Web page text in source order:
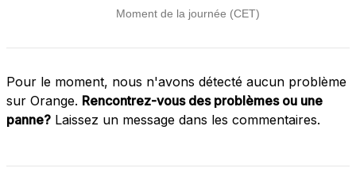
Pour le moment, nous n'avons détecté aucun problème
sur Orange. Rencontrez-vous des problèmes ou une
panne? Laissez un message dans les commentaires.